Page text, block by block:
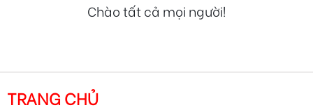
Chào tất cả mọi người!
TRANG CHỦ